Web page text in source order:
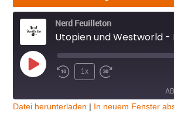
Nerd Feuilleton
Utopien und Westworld -
Play
1x
Datei herunterladen | In neuem Fenster